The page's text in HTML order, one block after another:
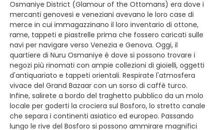
Osmaniye District (Glamour of the Ottomans) era dove i
mercanti genovesi e veneziani avevano le loro case di
merce in cui immagazzinano il loro inventario di ottone,
rame, tappeti e piastrelle prima che fossero caricati sulle
navi per navigare verso Venezia e Genova. Oggi, il
quartiere di Nuru Osmaniye è dove si possono trovare i
negozi più rinomati con ampie collezioni di gioielli, oggetti
d'antiquariato e tappeti orientali. Respirate l'atmosfera
vivace del Grand Bazaar con un sorso di caffè turco.
Infine, salirete a bordo del traghetto pubblico da un molo
locale per goderti la crociera sul Bosforo, lo stretto canale
che separa i continenti asiatico ed europeo. Passando
lungo le rive del Bosforo si possono ammirare magnifici